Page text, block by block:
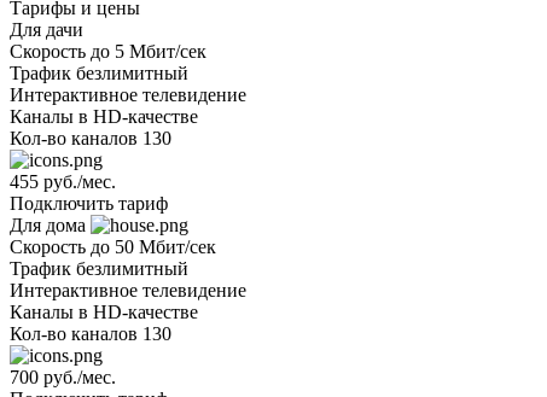
Тарифы и цены
Для дачи
Скорость до 5 Мбит/сек
Трафик безлимитный
Интерактивное телевидение
Каналы в HD-качестве
Кол-во каналов 130
455 руб./мес.
Подключить тариф
Для дома
Скорость до 50 Мбит/сек
Трафик безлимитный
Интерактивное телевидение
Каналы в HD-качестве
Кол-во каналов 130
700 руб./мес.